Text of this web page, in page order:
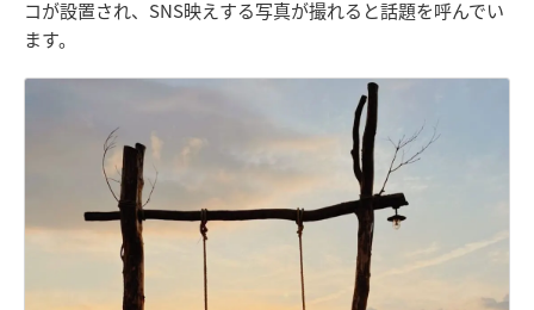
コが設置され、SNS映えする写真が撮れると話題を呼んでい
ます。